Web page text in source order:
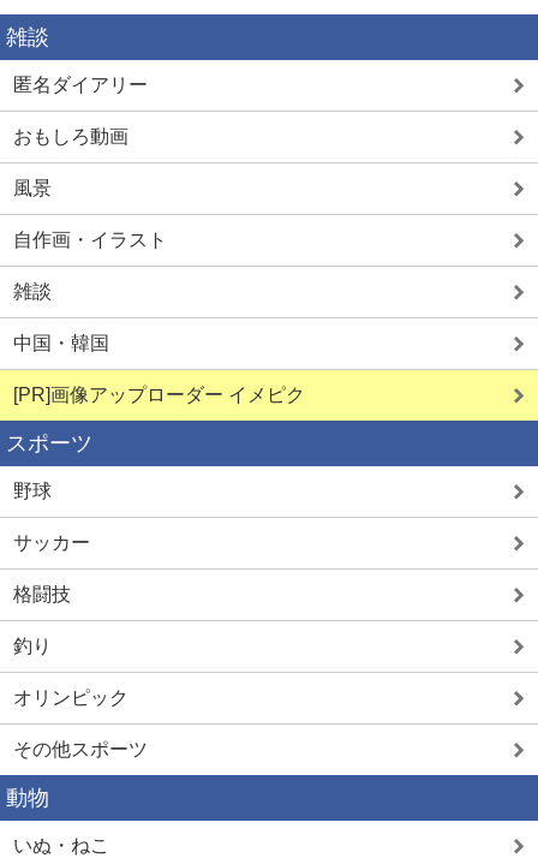
雑談
匿名ダイアリー
おもしろ動画
風景
自作画・イラスト
雑談
中国・韓国
[PR]画像アップローダー イメピク
スポーツ
野球
サッカー
格闘技
釣り
オリンピック
その他スポーツ
動物
いぬ・ねこ